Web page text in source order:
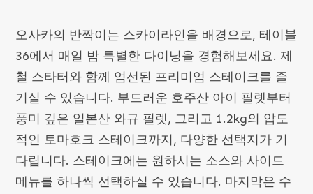
오사카의 반짝이는 스카이라인을 배경으로, 테이블
36에서 매일 밤 특별한 다이닝을 경험해보세요. 제
철 스타터와 함께 엄선된 프리미엄 스테이크를 즐
기실 수 있습니다. 부드러운 호주산 아이 필렛부터
풍미 깊은 일본산 와규 필렛, 그리고 1.2kg의 압도
적인 토마호크 스테이크까지, 다양한 선택지가 기
다립니다. 스테이크에는 원하시는 소스와 사이드
메뉴를 하나씩 선택하실 수 있습니다. 마지막은 수